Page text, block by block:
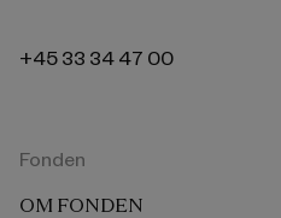
+45 33 34 47 00
Fonden
OM FONDEN